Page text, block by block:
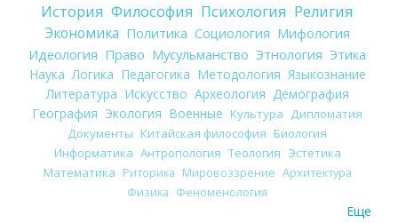
История Философия Психология Религия
Экономика Политика Социология Мифология
Идеология Право Мусульманство Этнология Этика
Наука Логика Педагогика Методология Языкознание
Литература Искусство Археология Демография
География Экология Военные Культура
Дипломатия
Документы Китайская философия Биология
Информатика Антропология Теология Эстетика
Математика Риторика Мировоззрение Архитектура
Физика Феноменология
Еще